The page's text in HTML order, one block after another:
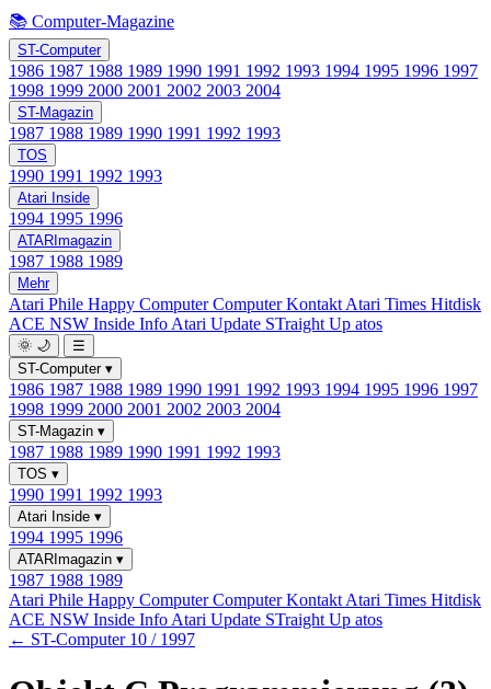
📚 Computer-Magazine
ST-Computer
1986 1987 1988 1989 1990 1991 1992 1993 1994 1995 1996 1997
1998 1999 2000 2001 2002 2003 2004
ST-Magazin
1987 1988 1989 1990 1991 1992 1993
TOS
1990 1991 1992 1993
Atari Inside
1994 1995 1996
ATARImagazin
1987 1988 1989
Mehr
Atari Phile Happy ComputerComputer Kontakt Atari Times Hitdisk
ACE NSW Inside Info Atari Update STraight Up atos
🌞 🌙
☰
ST-Computer ▾
1986 1987 1988 1989 1990 1991 1992 1993 1994 1995 1996 1997
1998 1999 2000 2001 2002 2003 2004
ST-Magazin ▾
1987 1988 1989 1990 1991 1992 1993
TOS ▾
1990 1991 1992 1993
Atari Inside ▾
1994 1995 1996
ATARImagazin ▾
1987 1988 1989
Atari Phile Happy ComputerComputer Kontakt Atari Times Hitdisk
ACE NSW Inside Info Atari Update STraight Up atos
← ST-Computer 10 / 1997